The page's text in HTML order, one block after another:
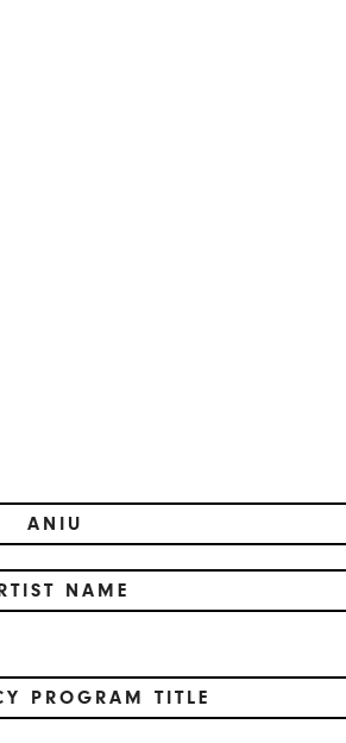
ANIU
NAME
PROGRAM TITLE